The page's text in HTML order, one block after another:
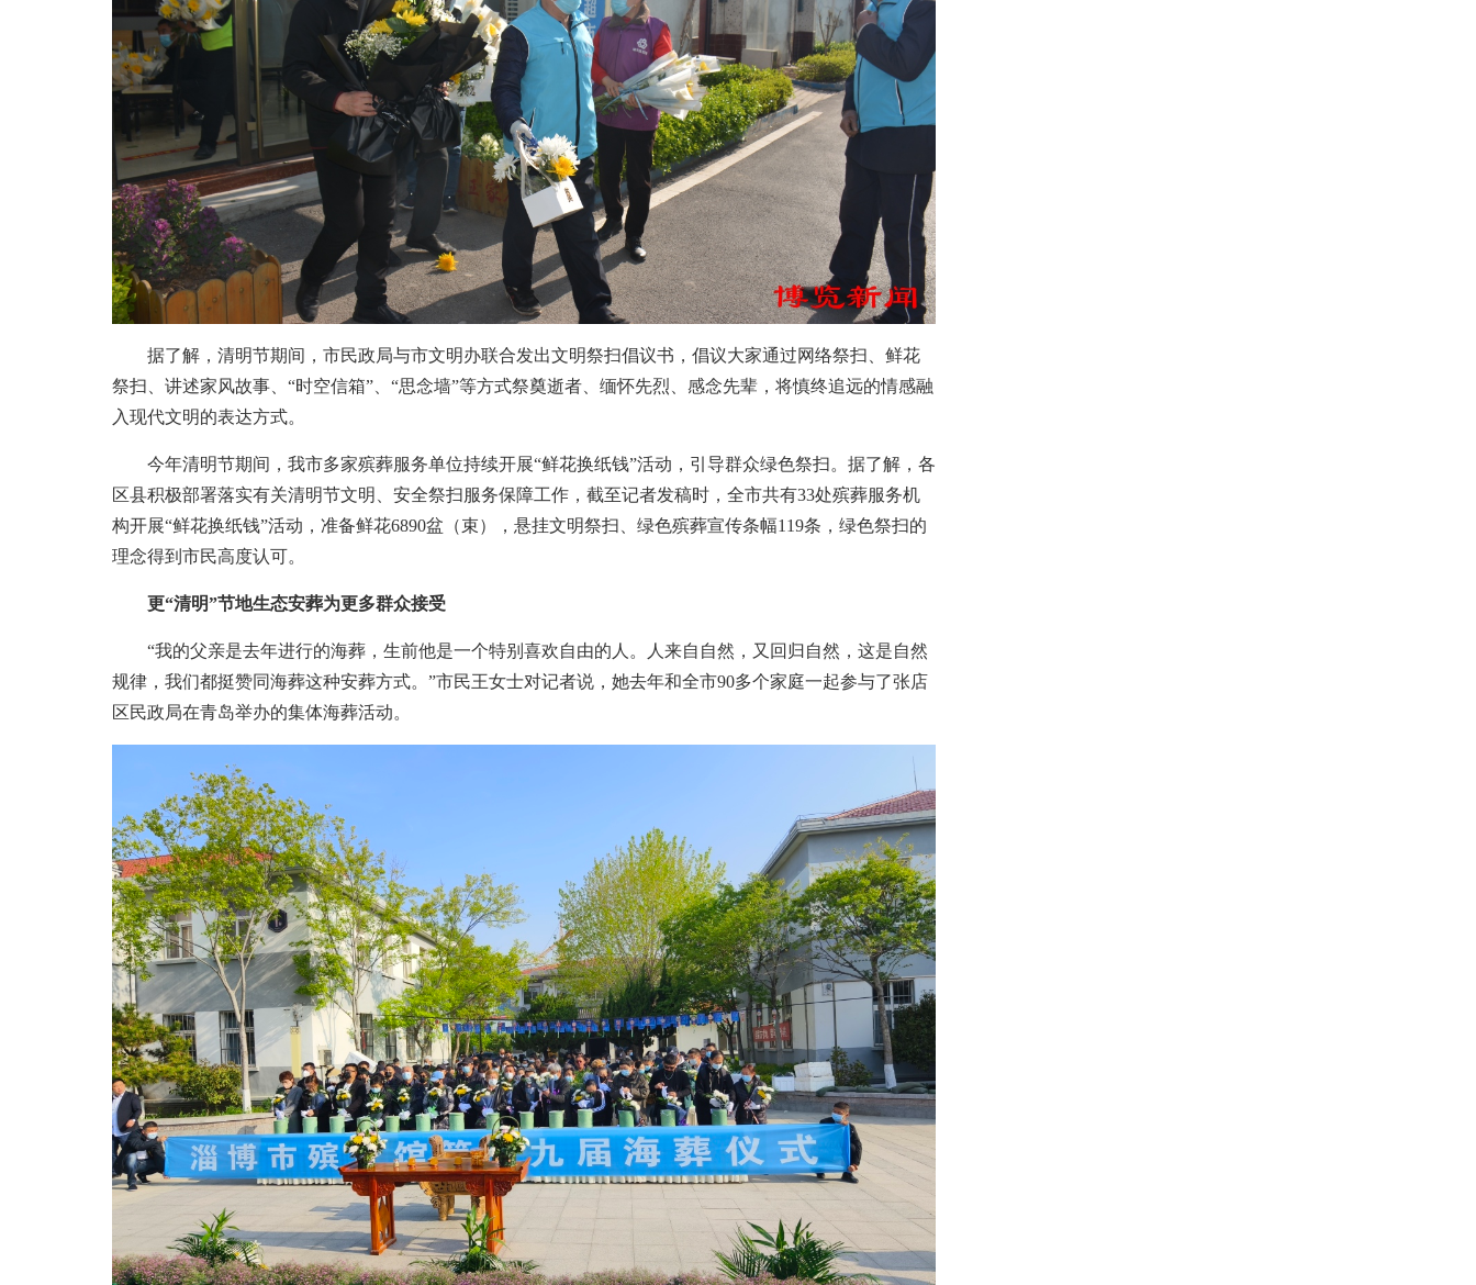
据了解，清明节期间，市民政局与市文明办联合发出文明祭扫倡议书，倡议大家通过网络祭扫、鲜花
祭扫、讲述家风故事、“时空信箱”、“思念墙”等方式祭奠逝者、缅怀先烈、感念先辈，将慎终追远的情感融
入现代文明的表达方式。
今年清明节期间，我市多家殡葬服务单位持续开展“鲜花换纸钱”活动，引导群众绿色祭扫。据了解，各
区县积极部署落实有关清明节文明、安全祭扫服务保障工作，截至记者发稿时，全市共有33处殡葬服务机
构开展“鲜花换纸钱”活动，准备鲜花6890盆（束），悬挂文明祭扫、绿色殡葬宣传条幅119条，绿色祭扫的
理念得到市民高度认可。
更“清明”节地生态安葬为更多群众接受
“我的父亲是去年进行的海葬，生前他是一个特别喜欢自由的人。人来自自然，又回归自然，这是自然
规律，我们都挺赞同海葬这种安葬方式。”市民王女士对记者说，她去年和全市90多个家庭一起参与了张店
区民政局在青岛举办的集体海葬活动。